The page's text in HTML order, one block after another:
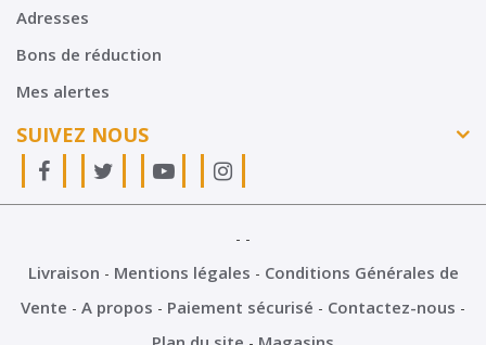
Adresses
Bons de réduction
Mes alertes
SUIVEZ NOUS
Livraison Mentions légales
Conditions Générales de
Vente
A propos Paiement sécurisé
Contactez-nous